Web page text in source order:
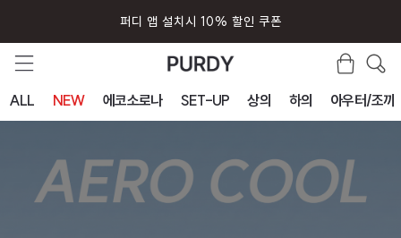
퍼디 앱 설치시 10% 할인 쿠폰
ALL NEW 에코소로나 SET-UP 상의 하의 아우터/조끼